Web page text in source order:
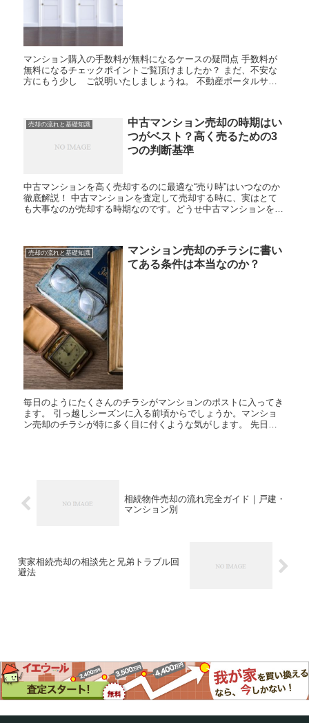
マンション購入の手数料が無料になるケースの疑問点 手数料が
無料になるチェックポイントご覧頂けましたか？ まだ、不安な
方にもう少し ご説明いたしましょうね。 不動産ポータルサイ
売却の流れと基礎知識
中古マンション売却の時期はい
つがベスト？高く売るための3
つの判断基準
中古マンションを高く売却するのに最適な“売り時”はいつなのか
徹底解説！ 中古マンションを査定して売却する時に、実はとて
も大事なのが売却する時期なのです。どうせ中古マンションを売
売却の流れと基礎知識
マンション売却のチラシに書い
てある条件は本当なのか？
毎日のようにたくさんのチラシがマンションのポストに入ってき
ます。 引っ越しシーズンに入る前頃からでしょうか。マンショ
ン売却のチラシが特に多く目に付くような気がします。 先日、
相続物件売却の流れ完全ガイド｜戸建・
マンション別
実家相続売却の相談先と兄弟トラブル回
避法